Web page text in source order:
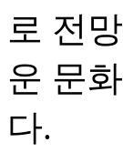
로 전
운 문
다.